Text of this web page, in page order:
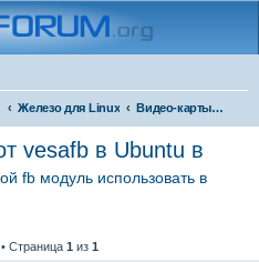
Железо для Linux Видео-карты и мониторы
vesafb в Ubuntu в
fb модуль использовать в
Страница 1 из 1